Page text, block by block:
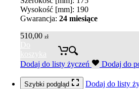
Wysokość [mm]: 190
Gwarancja: 24 miesiące
510,00 zł
Do
koszyka
Dodaj do listy życzeń
Dodaj do
Szybki podgląd Dodaj do listy